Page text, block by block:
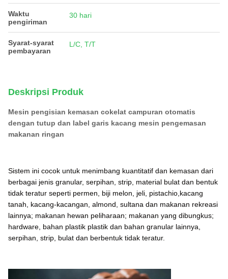
Waktu
pengiriman
30 hari
Syarat-syarat
pembayaran
L/C, T/T
Deskripsi Produk
Mesin pengisian kemasan cokelat campuran otomatis
dengan tutup dan label garis kacang mesin pengemasan
makanan ringan
Sistem ini cocok untuk menimbang kuantitatif dan kemasan dari
berbagai jenis granular, serpihan, strip, material bulat dan bentuk
tidak teratur seperti permen, biji melon, jeli, pistachio,kacang
tanah, kacang-kacangan, almond, sultana dan makanan rekreasi
lainnya; makanan hewan peliharaan; makanan yang dibungkus;
hardware, bahan plastik plastik dan bahan granular lainnya,
serpihan, strip, bulat dan berbentuk tidak teratur.